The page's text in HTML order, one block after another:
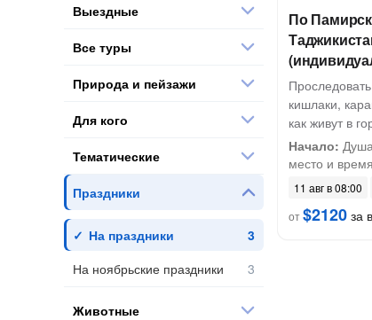
По
кишлаки,
как живут в
Начало:
место и
11 авг в 08:00
от$2120 за
Выездные
Все туры
Природа и пейзажи
Для кого
Тематические
Праздники
На праздники
На ноябрьские праздники
Животные